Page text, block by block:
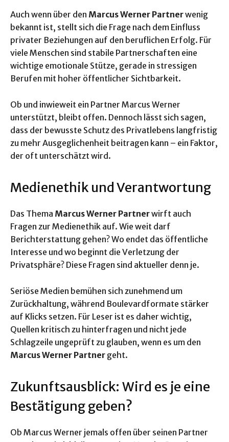
Auch wenn über den Marcus Werner Partnerwenig
bekannt ist, stellt sich die Frage nach dem Einfluss
privater Beziehungen auf den beruflichen Erfolg. Für
viele Menschen sind stabile Partnerschaften eine
wichtige emotionale Stütze, gerade in stressigen
Berufen mit hoher öffentlicher Sichtbarkeit.
Ob und inwieweit ein Partner Marcus Werner
unterstützt, bleibt offen. Dennoch lässt sich sagen,
dass der bewusste Schutz des Privatlebens langfristig
zu mehr Ausgeglichenheit beitragen kann – ein Faktor,
der oft unterschätzt wird.
Medienethik und Verantwortung
Das Thema Marcus Werner Partnerwirft auch
Fragen zur Medienethik auf. Wie weit darf
Berichterstattung gehen? Wo endet das öffentliche
Interesse und wo beginnt die Verletzung der
Privatsphäre? Diese Fragen sind aktueller denn je.
Seriöse Medien bemühen sich zunehmend um
Zurückhaltung, während Boulevardformate stärker
auf Klicks setzen. Für Leser ist es daher wichtig,
Quellen kritisch zu hinterfragen und nicht jede
Schlagzeile ungeprüft zu glauben, wenn es um den
Marcus Werner Partner geht.
Zukunftsausblick: Wird es je eine
Bestätigung geben?
Ob Marcus Werner jemals offen über seinen Partner